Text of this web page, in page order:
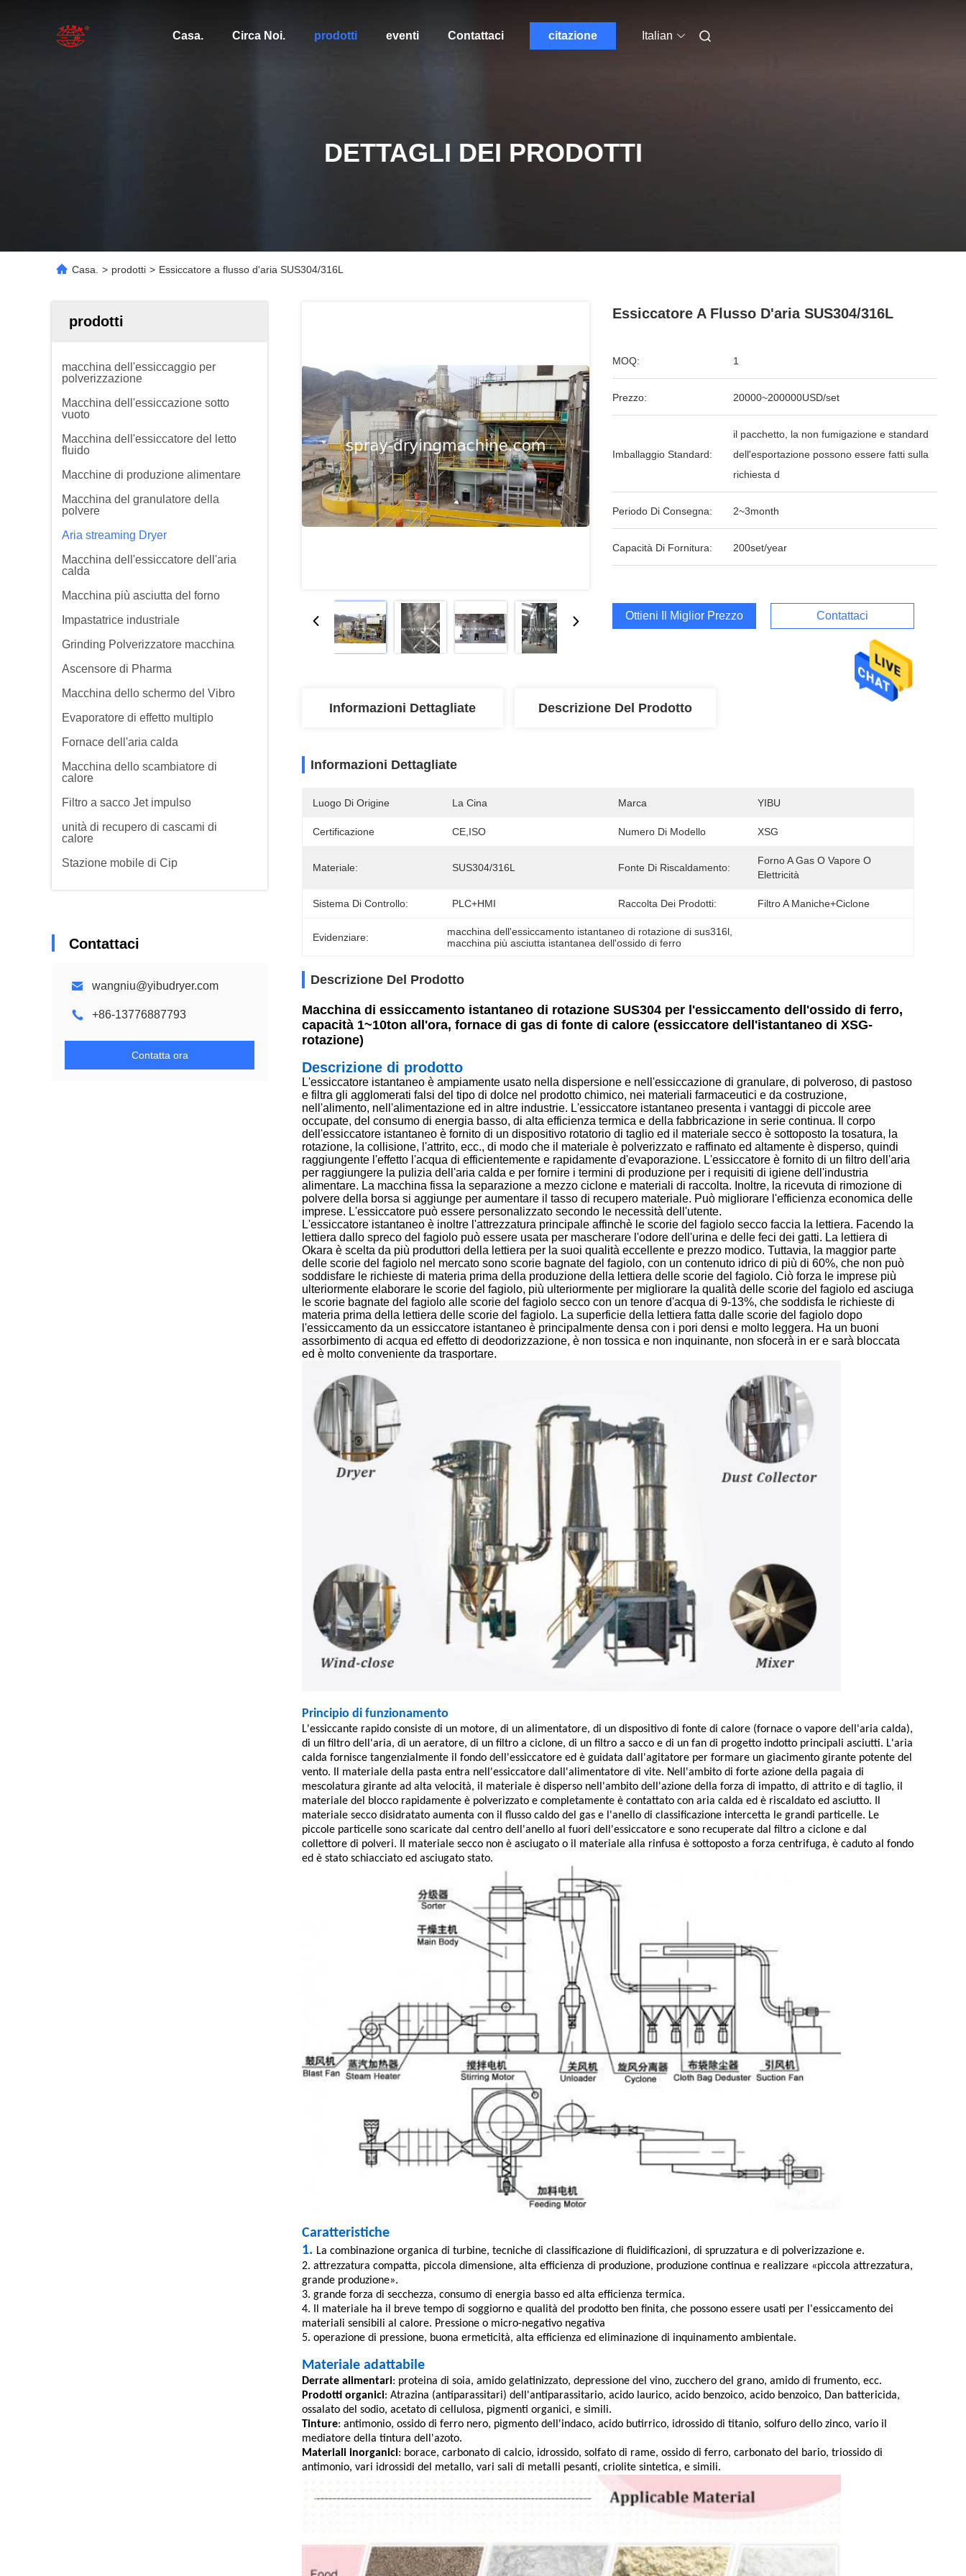
Casa. Circa Noi. prodotti eventi Contattaci citazione Italian
DETTAGLI DEI PRODOTTI
Casa. > prodotti > Essiccatore a flusso d'aria SUS304/316L
prodotti
macchina dell'essiccaggio per
polverizzazione
Macchina dell'essiccazione sotto
vuoto
Macchina dell'essiccatore del letto
fluido
Macchine di produzione alimentare
Macchina del granulatore della
polvere
Aria streaming Dryer
Macchina dell'essiccatore dell'aria
calda
Macchina più asciutta del forno
Impastatrice industriale
Grinding Polverizzatore macchina
Ascensore di Pharma
Macchina dello schermo del Vibro
Evaporatore di effetto multiplo
Fornace dell'aria calda
Macchina dello scambiatore di
calore
Filtro a sacco Jet impulso
unità di recupero di cascami di
calore
Stazione mobile di Cip
Contattaci
wangniu@yibudryer.com
+86-13776887793
Contatta ora
Essiccatore A Flusso D'aria SUS304/316L
MOQ: 1
Prezzo: 20000~200000USD/set
Imballaggio Standard:
il pacchetto, la non fumigazione e standard
dell'esportazione possono essere fatti sulla
richiesta d
Periodo Di Consegna: 2~3month
Capacità Di Fornitura: 200set/year
Ottieni Il Miglior Prezzo Contattaci
Informazioni Dettagliate Descrizione Del Prodotto
Informazioni Dettagliate
Luogo Di Origine La Cina Marca YIBU
Certificazione CE,ISO Numero Di Modello XSG
Materiale: SUS304/316L Fonte Di Riscaldamento:
Forno A Gas O Vapore O
Elettricità
Sistema Di Controllo: PLC+HMI Raccolta Dei Prodotti: Filtro A Maniche+ciclone
Evidenziare: macchina dell'essiccamento istantaneo di rotazione di sus316l
macchina più asciutta istantanea dell'ossido di ferro
Descrizione Del Prodotto
Macchina di essiccamento istantaneo di rotazione SUS304 per l'essiccamento dell'ossido di ferro,
capacità 1~10ton all'ora, fornace di gas di fonte di calore (essiccatore dell'istantaneo di XSG-
rotazione)
Descrizione di prodotto
L'essiccatore istantaneo è ampiamente usato nella dispersione e nell'essiccazione di granulare, di polveroso, di pastoso
e filtra gli agglomerati falsi del tipo di dolce nel prodotto chimico, nei materiali farmaceutici e da costruzione,
nell'alimento, nell'alimentazione ed in altre industrie. L'essiccatore istantaneo presenta i vantaggi di piccole aree
occupate, del consumo di energia basso, di alta efficienza termica e della fabbricazione in serie continua. Il corpo
dell'essiccatore istantaneo è fornito di un dispositivo rotatorio di taglio ed il materiale secco è sottoposto la tosatura, la
rotazione, la collisione, l'attrito, ecc., di modo che il materiale è polverizzato e raffinato ed altamente è disperso, quindi
raggiungente l'effetto l'acqua di efficientemente e rapidamente d'evaporazione. L'essiccatore è fornito di un filtro dell'aria
per raggiungere la pulizia dell'aria calda e per fornire i termini di produzione per i requisiti di igiene dell'industria
alimentare. La macchina fissa la separazione a mezzo ciclone e materiali di raccolta. Inoltre, la ricevuta di rimozione di
polvere della borsa si aggiunge per aumentare il tasso di recupero materiale. Può migliorare l'efficienza economica delle
imprese. L'essiccatore può essere personalizzato secondo le necessità dell'utente.
L'essiccatore istantaneo è inoltre l'attrezzatura principale affinchè le scorie del fagiolo secco faccia la lettiera. Facendo la
lettiera dallo spreco del fagiolo può essere usata per mascherare l'odore dell'urina e delle feci dei gatti. La lettiera di
Okara è scelta da più produttori della lettiera per la suoi qualità eccellente e prezzo modico. Tuttavia, la maggior parte
delle scorie del fagiolo nel mercato sono scorie bagnate del fagiolo, con un contenuto idrico di più di 60%, che non può
soddisfare le richieste di materia prima della produzione della lettiera delle scorie del fagiolo. Ciò forza le imprese più
ulteriormente elaborare le scorie del fagiolo, più ulteriormente per migliorare la qualità delle scorie del fagiolo ed asciuga
le scorie bagnate del fagiolo alle scorie del fagiolo secco con un tenore d'acqua di 9-13%, che soddisfa le richieste di
materia prima della lettiera delle scorie del fagiolo. La superficie della lettiera fatta dalle scorie del fagiolo dopo
l'essiccamento da un essiccatore istantaneo è principalmente densa con i pori densi e molto leggera. Ha un buoni
assorbimento di acqua ed effetto di deodorizzazione, è non tossica e non inquinante, non sfocerà in er e sarà bloccata
ed è molto conveniente da trasportare.
Principio di funzionamento
L'essiccante rapido consiste di un motore, di un alimentatore, di un dispositivo di fonte di calore (fornace o vapore dell'aria calda),
di un filtro dell'aria, di un aeratore, di un filtro a ciclone, di un filtro a sacco e di un fan di progetto indotto principali asciutti. L'aria
calda fornisce tangenzialmente il fondo dell'essiccatore ed è guidata dall'agitatore per formare un giacimento girante potente del
vento. Il materiale della pasta entra nell'essiccatore dall'alimentatore di vite. Nell'ambito di forte azione della pagaia di
mescolatura girante ad alta velocità, il materiale è disperso nell'ambito dell'azione della forza di impatto, di attrito e di taglio, il
materiale del blocco rapidamente è polverizzato e completamente è contattato con aria calda ed è riscaldato ed asciutto. Il
materiale secco disidratato aumenta con il flusso caldo del gas e l'anello di classificazione intercetta le grandi particelle. Le
piccole particelle sono scaricate dal centro dell'anello al fuori dell'essiccatore e sono recuperate dal filtro a ciclone e dal
collettore di polveri. Il materiale secco non è asciugato o il materiale alla rinfusa è sottoposto a forza centrifuga, è caduto al fondo
ed è stato schiacciato ed asciugato stato.
Caratteristiche
1. La combinazione organica di turbine, tecniche di classificazione di fluidificazioni, di spruzzatura e di polverizzazione e.
2. attrezzatura compatta, piccola dimensione, alta efficienza di produzione, produzione continua e realizzare «piccola attrezzatura,
grande produzione».
3. grande forza di secchezza, consumo di energia basso ed alta efficienza termica.
4. Il materiale ha il breve tempo di soggiorno e qualità del prodotto ben finita, che possono essere usati per l'essiccamento dei
materiali sensibili al calore. Pressione o micro-negativo negativa
5. operazione di pressione, buona ermeticità, alta efficienza ed eliminazione di inquinamento ambientale.
Materiale adattabile
Derrate alimentari: proteina di soia, amido gelatinizzato, depressione del vino, zucchero del grano, amido di frumento, ecc.
Prodotti organici: Atrazina (antiparassitari) dell'antiparassitario, acido laurico, acido benzoico, acido benzoico, Dan battericida,
ossalato del sodio, acetato di cellulosa, pigmenti organici, e simili.
Tinture: antimonio, ossido di ferro nero, pigmento dell'indaco, acido butirrico, idrossido di titanio, solfuro dello zinco, vario il
mediatore della tintura dell'azoto.
Materiali inorganici: borace, carbonato di calcio, idrossido, solfato di rame, ossido di ferro, carbonato del bario, triossido di
antimonio, vari idrossidi del metallo, vari sali di metalli pesanti, criolite sintetica, e simili.